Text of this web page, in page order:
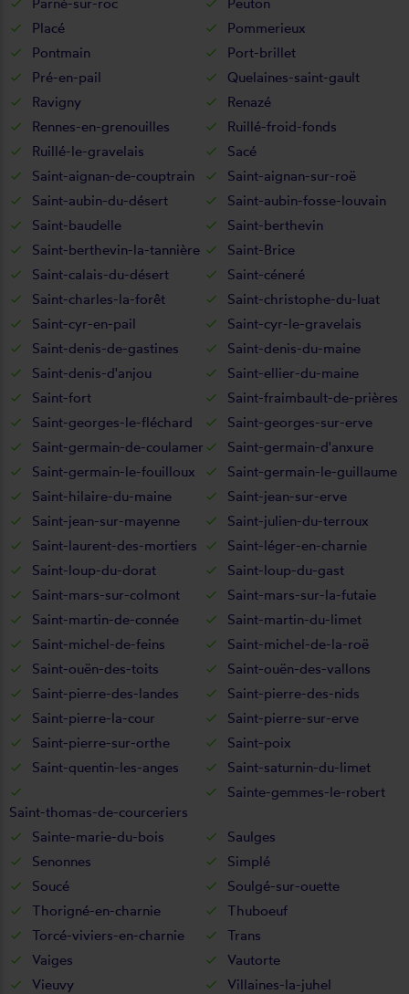
Placé
Pommerieux
Pontmain
Port-brillet
Pré-en-pail
Quelaines-saint-gault
Ravigny
Renazé
Rennes-en-grenouilles
Ruillé-froid-fonds
Ruillé-le-gravelais
Sacé
Saint-aignan-de-couptrain
Saint-aignan-sur-roë
Saint-aubin-du-désert
Saint-aubin-fosse-louvain
Saint-baudelle
Saint-berthevin
Saint-berthevin-la-tannière
Saint-Brice
Saint-calais-du-désert
Saint-céneré
Saint-charles-la-forêt
Saint-christophe-du-luat
Saint-cyr-en-pail
Saint-cyr-le-gravelais
Saint-denis-de-gastines
Saint-denis-du-maine
Saint-denis-d'anjou
Saint-ellier-du-maine
Saint-fort
Saint-fraimbault-de-prières
Saint-georges-le-fléchard
Saint-georges-sur-erve
Saint-germain-de-coulamer
Saint-germain-d'anxure
Saint-germain-le-fouilloux
Saint-germain-le-guillaume
Saint-hilaire-du-maine
Saint-jean-sur-erve
Saint-jean-sur-mayenne
Saint-julien-du-terroux
Saint-laurent-des-mortiers
Saint-léger-en-charnie
Saint-loup-du-dorat
Saint-loup-du-gast
Saint-mars-sur-colmont
Saint-mars-sur-la-futaie
Saint-martin-de-connée
Saint-martin-du-limet
Saint-michel-de-feins
Saint-michel-de-la-roë
Saint-ouën-des-toits
Saint-ouën-des-vallons
Saint-pierre-des-landes
Saint-pierre-des-nids
Saint-pierre-la-cour
Saint-pierre-sur-erve
Saint-pierre-sur-orthe
Saint-poix
Saint-quentin-les-anges
Saint-saturnin-du-limet
Saint-thomas-de-courceriers
Sainte-gemmes-le-robert
Sainte-marie-du-bois
Saulges
Senonnes
Simplé
Soucé
Soulgé-sur-ouette
Thorigné-en-charnie
Thuboeuf
Torcé-viviers-en-charnie
Trans
Vaiges
Vautorte
Vieuvy
Villaines-la-juhel